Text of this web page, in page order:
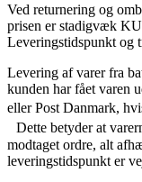
Ved returnering og
prisen er stadigvæk
Leveringstidspunkt og
Levering af varer fra
kunden har fået varen
eller Post Danmark,
Dette betyder at
modtaget ordre, alt
leveringstidspunkt er